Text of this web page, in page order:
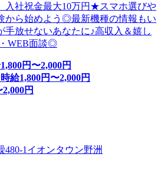
入社祝金最大10万円★スマホ選びや
から始めよう◎最新機種の情報もい
放せないあなたに♪高収入＆嬉し
WEB面談◎
1,800円〜2,000円
時給1,800円〜2,000円
2,000円
1イオンタウン野洲